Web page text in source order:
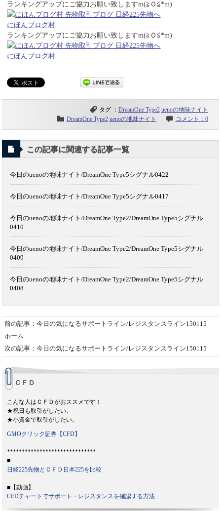
ランキングアップにご協力お願い致しますm(≧Ｏ≦*m)
にほんブログ村
ランキングアップにご協力お願い致しますm(≧Ｏ≦*m)
にほんブログ村
タグ ： DreamOne Type2 uenoの地味ナイト
DreamOne Type2 uenoの地味ナイト コメント：0
この記事に関連する記事一覧
今日のuenoの地味ナイト/DreamOne Type5シグナル0422
今日のuenoの地味ナイト/DreamOne Type5シグナル0417
今日のuenoの地味ナイト/DreamOne Type2/DreamOne Type5シグナル
0410
今日のuenoの地味ナイト/DreamOne Type2/DreamOne Type5シグナル
0409
今日のuenoの地味ナイト/DreamOne Type2/DreamOne Type5シグナル
0408
前の記事：今日の気になるサポートライン/レジスタンスライン150115
ホーム
次の記事：今日の気になるサポートライン/レジスタンスライン150115
ＣＦＤ
こんな人はＣＦＤがおススメです！
★祝日も取引がしたい。
★小資金で取引がしたい。
GMOクリック証券【CFD】
******************************
■
日経225先物とＣＦＤ日本225を比較
■【動画】
CFDチャートでサポート・レジスタンスを確認する方法